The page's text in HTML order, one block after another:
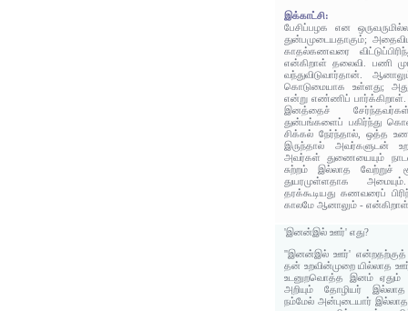
இக்காட்சி:
பேசிப்பழக என
துன்பமுடையதாகும்;
காதல்கணவரை
என்கிறாள் தலைவி. பணி
வந்துவிடுவார்தான்.
கொடுமையாக உள்ளது; அது
என்று எண்ணிப்
இனத்தைச்
துன்பங்களைப் பகிர்ந்து
சிக்கல் நேர்ந்தால், ஒத்த
இருந்தால் அவர்களுடன்
அவர்கள் துணையையும்
சுற்றம் இல்லாத வேற்றுச்
துயரமுள்ளதாக
தரக்கூடியது கணவரைப்
காலமே ஆனாலும் -
'இனன்இல் ஊர்' எது?
''இனன்இல் ஊர்' என்றதற்குத்
தன் உறவின்முறை யில்லாத
உடனுறவொத்த இனம் ஏதும்
அறியும் தோழியர்
நம்மேல் அன்புடையார்